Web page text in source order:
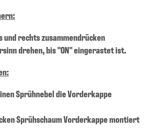
und rechts zusammendrücken
drehen, bis "ON" eingerastet ist.
Sprühnebel die Vorderkappe
Sprühschaum Vorderkappe montiert